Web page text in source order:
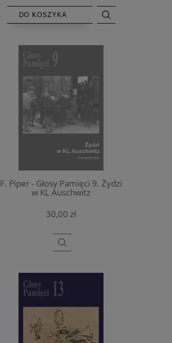
DO KOSZYKA
F. Piper - Głosy Pamięci 9. Żydzi
w KL Auschwitz
30,00 zł